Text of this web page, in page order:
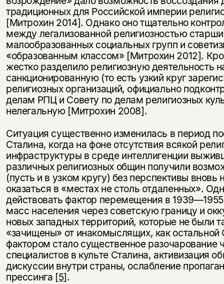
традиционных для Российской империи
[Митрохин 2014]. Однако оно тщательно
между легализованной религиозностью
малообразованных социальных групп и
«образованным классом» [Митрохин 2012].
жестко разделило религиозную деятельность
санкционированную (то есть узкий круг
религиозных организаций, официально
делам РПЦ и Совету по делам религиозных
нелегальную [Митрохин 2008].
Ситуация существенно изменилась в период
Сталина, когда на фоне отсутствия всякой
инфраструктуры в среде интеллигенции
различных религиозных общин получили
(пусть и в узком кругу) без перспективы вновь
оказаться в «местах не столь отдаленных».
действовать фактор перемещения в
масс населения через советскую границу и
новых западных территорий, которые не были
«зачищены» от инакомыслящих, как
фактором стало существенное разочарование
специалистов в культе Сталина, активизация
дискуссии внутри страны, ослабление
прессинга [5].